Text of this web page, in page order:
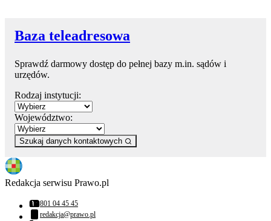
Baza teleadresowa
Sprawdź darmowy dostęp do pełnej bazy m.in. sądów i
urzędów.
Rodzaj instytucji:
Województwo:
Szukaj danych kontaktowych
Redakcja serwisu Prawo.pl
Numer telefonu:
801 04 45 45
Adres email:
redakcja@prawo.pl